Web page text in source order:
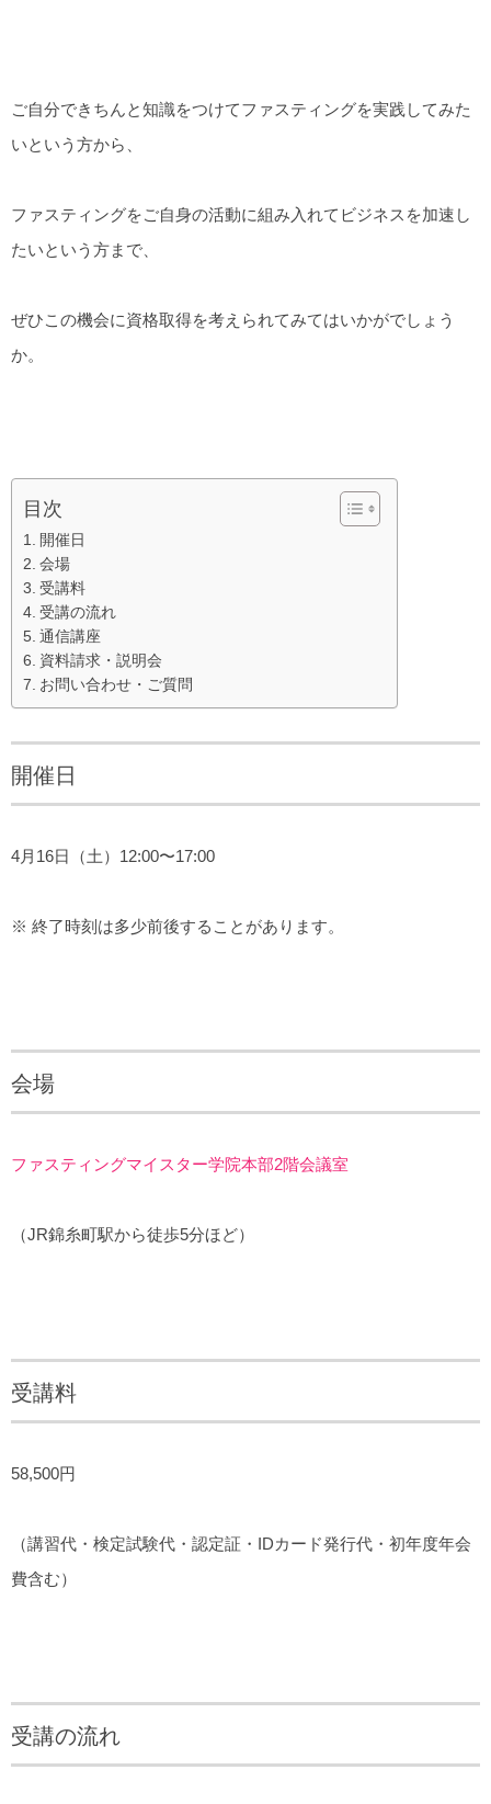
ご自分できちんと知識をつけてファスティングを実践してみた
いという方から、
ファスティングをご自身の活動に組み入れてビジネスを加速し
たいという方まで、
ぜひこの機会に資格取得を考えられてみてはいかがでしょう
か。
目次
開催日
会場
受講料
受講の流れ
通信講座
資料請求・説明会
お問い合わせ・ご質問
開催日
4月16日（土）12:00〜17:00
※ 終了時刻は多少前後することがあります。
会場
ファスティングマイスター学院本部2階会議室
（JR錦糸町駅から徒歩5分ほど）
受講料
58,500円
（講習代・検定試験代・認定証・IDカード発行代・初年度年会
費含む）
受講の流れ